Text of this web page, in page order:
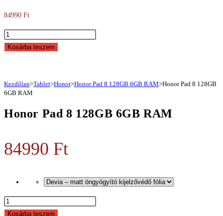
84990 Ft
Honor
Pad
6GB
RAM
mennyiség
Kosárba teszem
Kezdőlap>Tablet>Honor>Honor Pad 8 128GB 6GB RAM>Honor Pad 8 128GB
6GB RAM
Honor Pad 8 128GB 6GB RAM
84990 Ft
Honor
Pad
Kosárba teszem